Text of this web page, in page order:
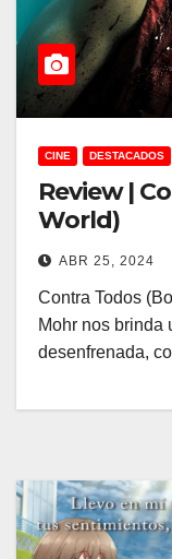
CINE DESTACADOS
Review |
World)
ABR 25, 2024
Contra Todos
Mohr nos brinda
desenfrenada,